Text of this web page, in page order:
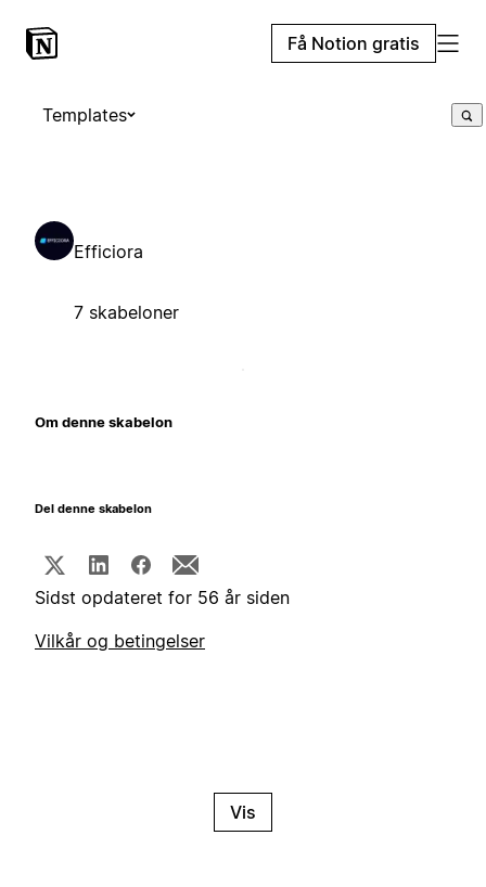
Få Notion gratis
Templates
Efficiora
7 skabeloner
Om denne skabelon
Del denne skabelon
Sidst opdateret for 56 år siden
Vilkår og betingelser
Vis